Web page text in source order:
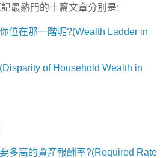
最熱門的十篇文章分別是:
位在那一階呢?(Wealth Ladder in
of Household Wealth in
多高的資產報酬率?(Required Rate